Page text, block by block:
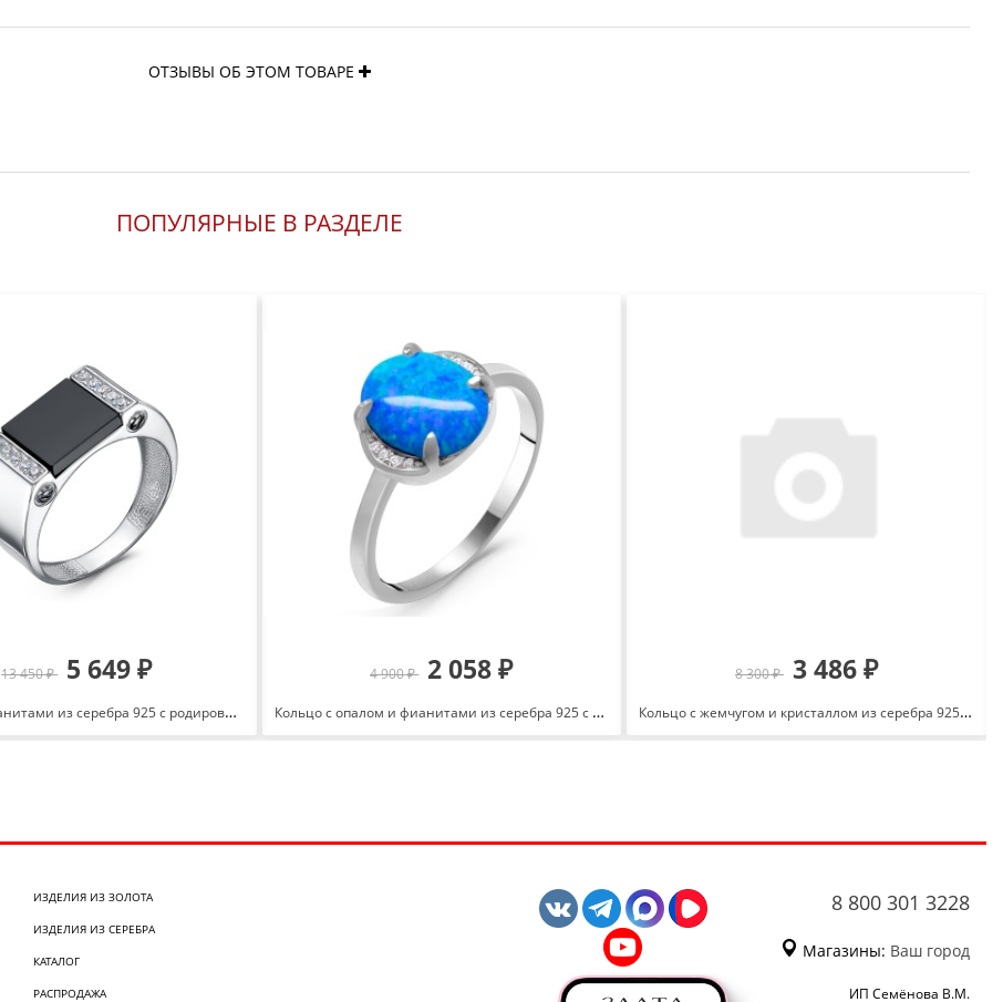
ОТЗЫВЫ ОБ ЭТОМ ТОВАРЕ
ПОПУЛЯРНЫЕ В РАЗДЕЛЕ
13 450 ₽ 5 649 ₽
Печатка с фианитами из серебра 925 с родированием с0403096
4 900 ₽ 2 058 ₽
Кольцо с опалом и фианитами из серебра 925 с родированием 647211
8 300 ₽ 3 486 ₽
Кольцо с жемчугом и кристаллом из серебра 925 с родированием 1000-0476
ИЗДЕЛИЯ ИЗ ЗОЛОТА
ИЗДЕЛИЯ ИЗ СЕРЕБРА
КАТАЛОГ
РАСПРОДАЖА
8 800 301 3228
Магазины: Ваш город
ИП Семёнова В.М.